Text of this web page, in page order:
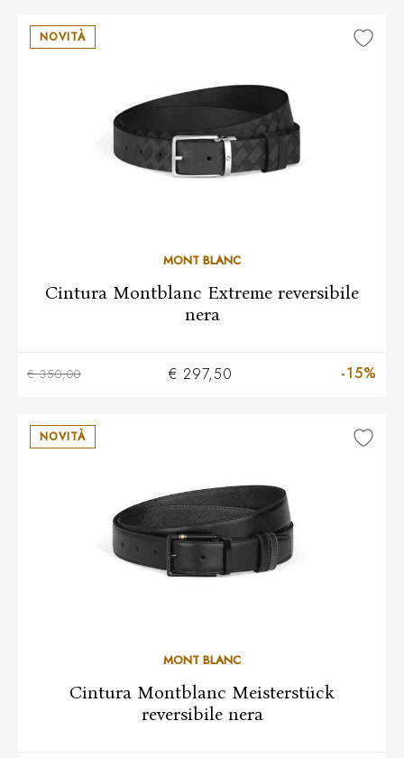
NOVITÀ
MONT BLANC
Cintura Montblanc Extreme reversibile
nera
€ 350,00 € 297,50 -15%
NOVITÀ
MONT BLANC
Cintura Montblanc Meisterstück
reversibile nera